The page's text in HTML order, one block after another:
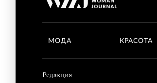
МОДА КРАСОТА
Редакция